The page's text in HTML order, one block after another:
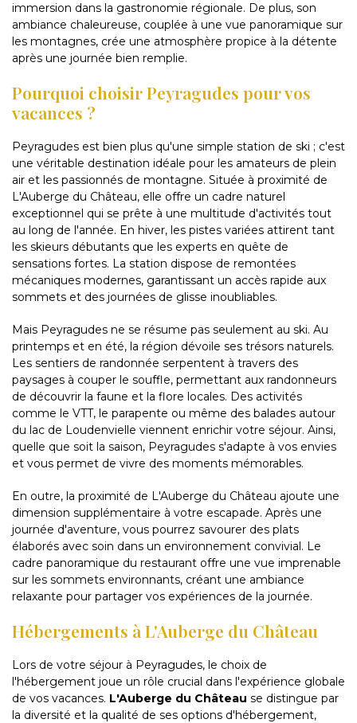
immersion dans la gastronomie régionale. De plus, son
ambiance chaleureuse, couplée à une vue panoramique sur
les montagnes, crée une atmosphère propice à la détente
après une journée bien remplie.
Pourquoi choisir Peyragudes pour vos
vacances ?
Peyragudes est bien plus qu'une simple station de ski ; c'est
une véritable destination idéale pour les amateurs de plein
air et les passionnés de montagne. Située à proximité de
L'Auberge du Château, elle offre un cadre naturel
exceptionnel qui se prête à une multitude d'activités tout
au long de l'année. En hiver, les pistes variées attirent tant
les skieurs débutants que les experts en quête de
sensations fortes. La station dispose de remontées
mécaniques modernes, garantissant un accès rapide aux
sommets et des journées de glisse inoubliables.
Mais Peyragudes ne se résume pas seulement au ski. Au
printemps et en été, la région dévoile ses trésors naturels.
Les sentiers de randonnée serpentent à travers des
paysages à couper le souffle, permettant aux randonneurs
de découvrir la faune et la flore locales. Des activités
comme le VTT, le parapente ou même des balades autour
du lac de Loudenvielle viennent enrichir votre séjour. Ainsi,
quelle que soit la saison, Peyragudes s'adapte à vos envies
et vous permet de vivre des moments mémorables.
En outre, la proximité de L'Auberge du Château ajoute une
dimension supplémentaire à votre escapade. Après une
journée d'aventure, vous pourrez savourer des plats
élaborés avec soin dans un environnement convivial. Le
cadre panoramique du restaurant offre une vue imprenable
sur les sommets environnants, créant une ambiance
relaxante pour partager vos expériences de la journée.
Hébergements à L'Auberge du Château
Lors de votre séjour à Peyragudes, le choix de
l'hébergement joue un rôle crucial dans l'expérience globale
de vos vacances. L'Auberge du Château se distingue par
la diversité et la qualité de ses options d'hébergement,